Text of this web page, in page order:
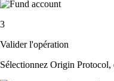
3
Valider l'opération
Sélectionnez Origin